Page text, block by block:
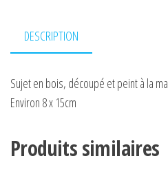
DESCRIPTION
Sujet en bois, découpé et peint à la
Environ 8 x 15cm
Produits similaires